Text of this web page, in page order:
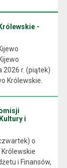
-
2026 r. (piątek)
Królewskie.
i
o
i Finansów,